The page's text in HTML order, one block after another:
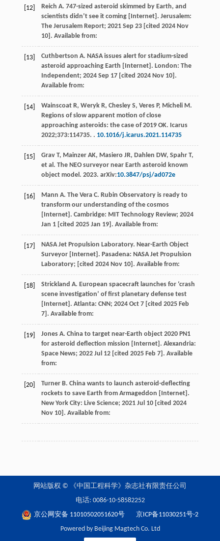
[12] Reich A. 747-sized asteroid skimmed by Earth, and
scientists didn’t see it coming [Internet]. Jerusalem:
The Jerusalem Report; 2021Sep 23 [cited 2024 Nov
10] . Available from:
[13] Cuthbertson A. NASA issues alert for stadium-sized
asteroid approaching Earth [Internet]. London: The
Independent; 2024Sep 17 [cited 2024 Nov 10] .
Available from:
[14] Wainscoat R, Weryk R, Chesley S, Veres P, Micheli M.
Regions of slow apparent motion of close
approaching asteroids: the case of 2019 OK. Icarus
2022;373:114735. . 10.1016/j.icarus.2021.114735
[15] Grav T, Mainzer AK, Masiero JR, Dahlen DW, Spahr T,
et al. The NEO surveyor near Earth asteroid known
object model. 2023. arXiv:10.3847/psj/ad072e
[16] Mann A. The Vera C. Rubin Observatory is ready to
transform our understanding of the cosmos
[Internet]. Cambridge: MIT Technology Review; 2024
Jan 1 [cited 2025 Jan 19]. Available from:
[17] NASA Jet Propulsion Laboratory. Near-Earth Object
Surveyor [Internet]. Pasadena: NASA Jet Propulsion
Laboratory; [cited 2024 Nov 10]. Available from:
[18] Strickland A. European spacecraft launches for ‘crash
scene investigation’ of first planetary defense test
[Internet]. Atlanta: CNN; 2024Oct 7 [cited 2025 Feb
7]. Available from:
[19] Jones A. China to target near-Earth object 2020 PN1
for asteroid deflection mission [Internet]. Alexandria:
Space News; 2022Jul 12 [cited 2025 Feb 7]. Available
from:
[20] Turner B. China wants to launch asteroid-deflecting
rockets to save Earth from Armageddon [Internet].
New York City: Live Science; 2021Jul 10 [cited 2024
Nov 10]. Available from:
网站版权 © 《中国工程科学》杂志社有限责任公司
电话: 0086-10-58582252
京公网安备 11010502051620号
京ICP备11030251号-2
Powered by Beijing Magtech Co. Ltd